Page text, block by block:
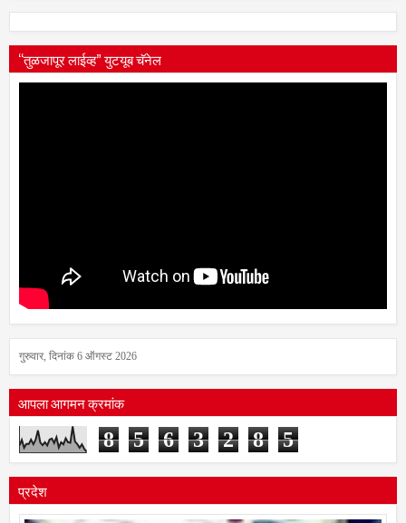
“तुळजापूर लाईव्ह” युटयूब चॅनेल
गुरुवार, दिनांक 6 ऑगस्ट 2026
आपला आगमन क्रमांक
8 5 6 3 2 8 5
प्रदेश